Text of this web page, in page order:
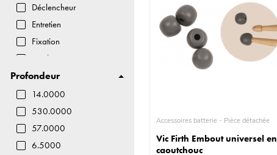
Accessoires batterie - Pièce détachée
Vic Firth Embout universel en
caoutchouc
Déclencheur
Entretien
Fixation
Outil
Practice pad
Simple
Sourdine
Support
Tilter
Profondeur
14.0000
530.0000
57.0000
6.5000